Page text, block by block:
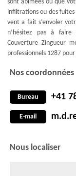
sont abîmées ou que
infiltrations ou des
vent a fait s’envoler
n’hésitez pas à
Couverture Zingueur
professionnels 1287
Nos coordonnées
Bureau +41
E-mail
Nous localiser